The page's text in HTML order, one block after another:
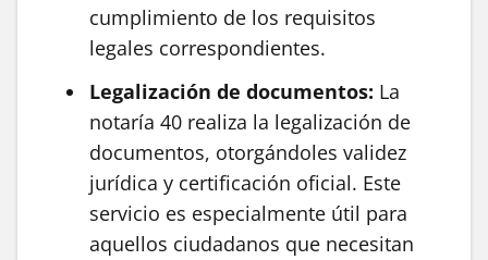
cumplimiento de los requisitos
legales correspondientes.
Legalización de documentos: La
notaría 40 realiza la legalización de
documentos, otorgándoles validez
jurídica y certificación oficial. Este
servicio es especialmente útil para
aquellos ciudadanos que necesitan